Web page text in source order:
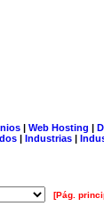
| Web Hosting |
| Industrias |
[Pág.